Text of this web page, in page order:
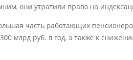
они утратили право на
часть работающих
млрд руб. в год, а также к